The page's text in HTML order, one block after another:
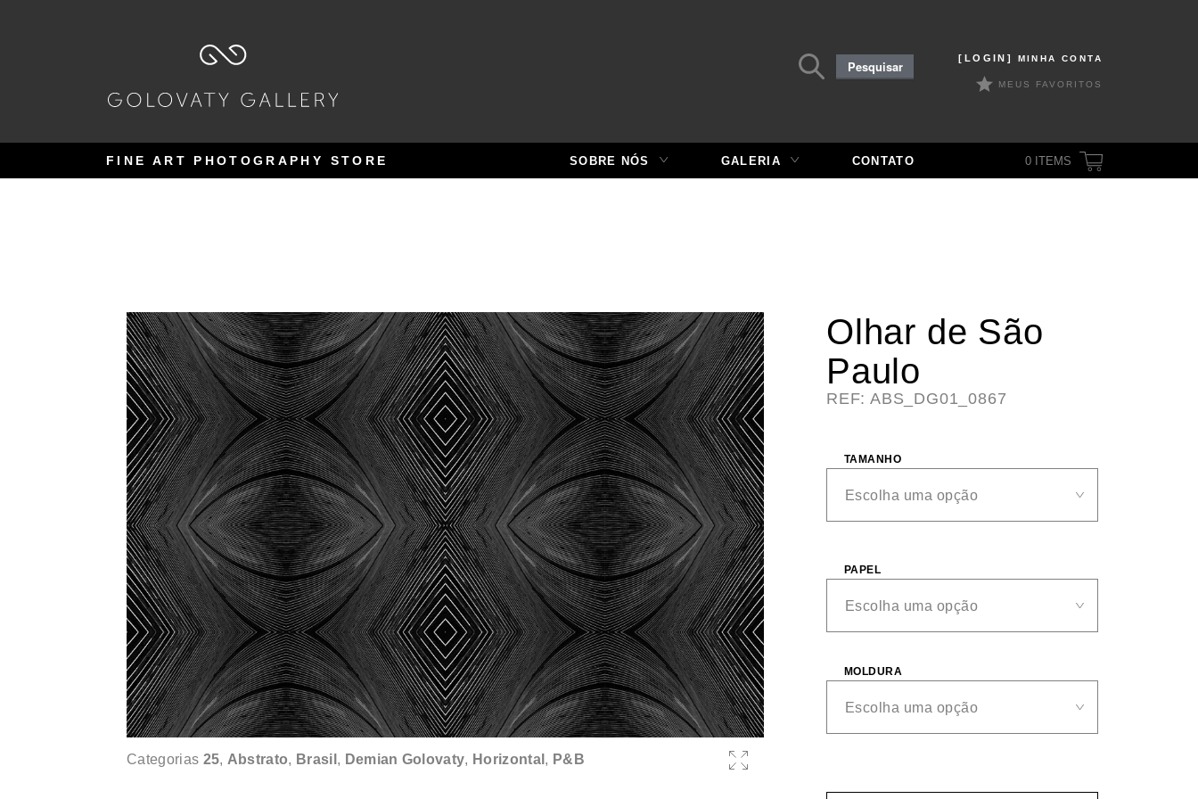
navegação
[LOGIN] MINHA CONTA
MEUS FAVORITOS
Pesquisar
por:Pesquisar
FINE ART PHOTOGRAPHY STORE SOBRE NÓS GALERIA CONTATO 0 ITEMS
Categorias 25, Abstrato, Brasil , Demian Golovaty, Horizontal , P&B
Olhar de São
Paulo
REF: ABS_DG01_0867
TAMANHO
PAPEL
MOLDURA